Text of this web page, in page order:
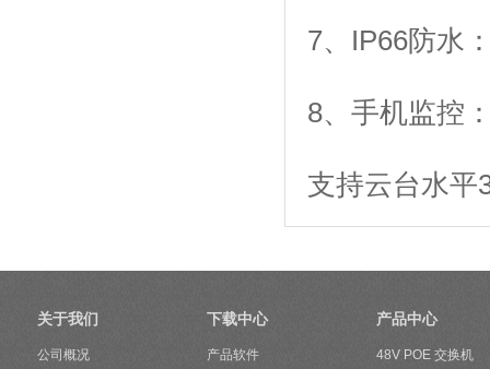
7、IP66防水
8、手机监控
支持云台水平
关于我们
公司概况
下载中心
产品软件
产品中心
48V POE 交换机